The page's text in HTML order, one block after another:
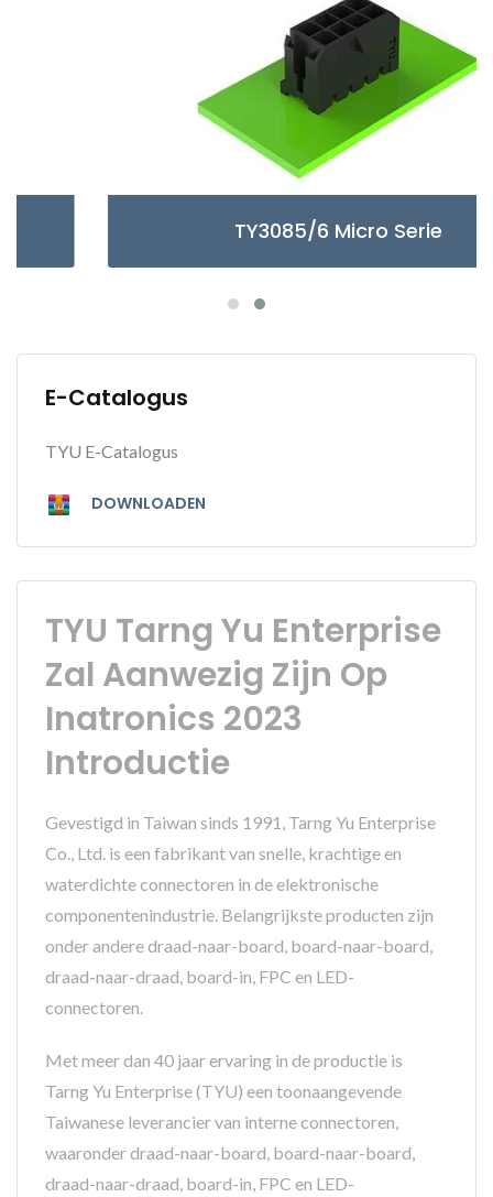
TY3085/6 Micro Serie
E-Catalogus
TYU E-Catalogus
DOWNLOADEN
TYU Tarng Yu Enterprise
Zal Aanwezig Zijn Op
Inatronics 2023
Introductie
Gevestigd in Taiwan sinds 1991, Tarng Yu Enterprise
Co., Ltd. is een fabrikant van snelle, krachtige en
waterdichte connectoren in de elektronische
componentenindustrie. Belangrijkste producten zijn
onder andere draad-naar-board, board-naar-board,
draad-naar-draad, board-in, FPC en LED-
connectoren.
Met meer dan 40 jaar ervaring in de productie is
Tarng Yu Enterprise (TYU) een toonaangevende
Taiwanese leverancier van interne connectoren,
waaronder draad-naar-board, board-naar-board,
draad-naar-draad, board-in, FPC en LED-